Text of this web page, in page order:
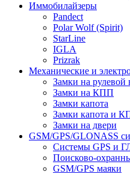
Иммобилайзеры
Pandect
Polar Wolf (Spirit)
StarLine
IGLA
Prizrak
Механические и
Замки на рулевой
Замки на КПП
Замки капота
Замки капота и
Замки на двери
GSM/GPS/GLONASS
Системы GPS и
Поисково-
GSM/GPS маяки